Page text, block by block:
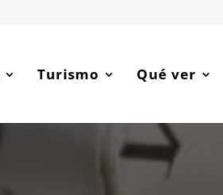
Turismo Qué ver